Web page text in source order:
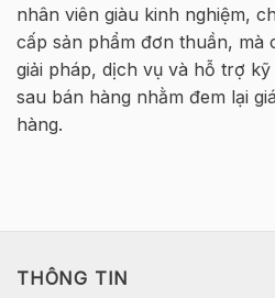
thép
2026
–
Hà
Nội
nhân viên giàu kinh nghiệm,
cấp sản phẩm đơn thuần, mà
giải pháp, dịch vụ và hỗ trợ
sau bán hàng nhằm đem lại
hàng.
THÔNG TIN